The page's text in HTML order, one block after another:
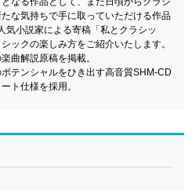
な気持ちで手に取っていただける作品
気小説家による寄稿「私とクラシッ
ックの楽しみ方をご紹介いたします。
曲解説原稿を掲載。
テンシャルをひき出す高音質SHM-CD
ト仕様を採用。